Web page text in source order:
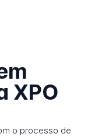
XPO
o processo de